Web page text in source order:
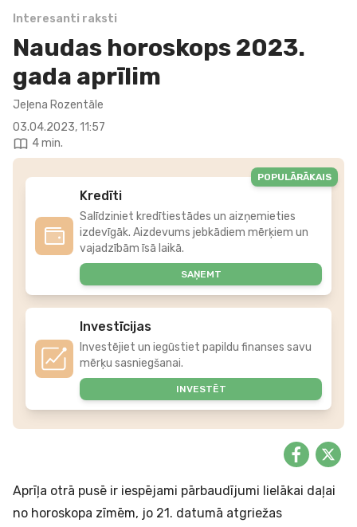
Interesanti raksti
Naudas horoskops 2023.
gada aprīlim
Jeļena Rozentāle
03.04.2023, 11:57
4 min.
Kredīti
Salīdziniet kredītiestādes un aizņemieties
izdevīgāk. Aizdevums jebkādiem mērķiem un
vajadzībām īsā laikā.
SAŅEMT
POPULĀRĀKAIS
Investīcijas
Investējiet un iegūstiet papildu finanses savu
mērķu sasniegšanai.
INVESTĒT
Aprīļa otrā pusē ir iespējami pārbaudījumi lielākai daļai
no horoskopa zīmēm, jo 21. datumā atgriežas